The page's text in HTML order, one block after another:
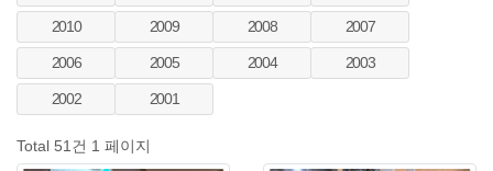
2010 2009 2008 2007
2006 2005 2004 2003
2002 2001
Total 51건 1 페이지